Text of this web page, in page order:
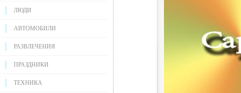
ЛЮДИ
АВТОМОБИЛИ
РАЗВЛЕЧЕНИЯ
ПРАЗДНИКИ
ТЕХНИКА